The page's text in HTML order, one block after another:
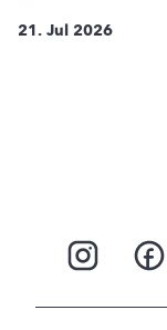
21. Jul 2026